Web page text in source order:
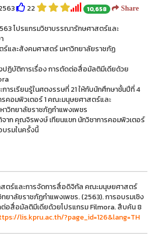
22 10,658 Share
โปรแกรมวิชาบรรณารักษศาสตร์และ
และสังคมศาสตร์ มหาวิทยาลัยราชภัฏ
ปฏิบัติการเรื่อง การตัดต่อสื่อมัลติมีเดียด้วย
ารเรียนรู้ในศตงรรษที่ 21 ให้กับนักศึกษาชั้นปีที่ 4
คอมพิวเตอร์ 1 คณะมนุษยศาสตร์และ
วิทยาลัยราชภัฏกำแพงเพชร
จาก คุณจิรพงษ์ เทียนแขก นักวิชาการคอมพิวเตอร์
บรมในครั้งนี้
สตร์และการจัดการสื่อดิจิทัล คณะมนุษยศาสตร์
ยาลัยราชภัฏกำแพงเพชร. (2563). การอบรมเชิง
อสื่อมัลติมีเดียด้วยโปรแกรม Filmora. สืบค้น 8
lis.kpru.ac.th/?page_id=126&lang=TH